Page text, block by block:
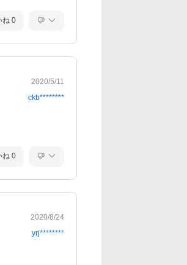
ね 0
2020/5/11
ckb********
ね 0
2020/8/24
yrj********